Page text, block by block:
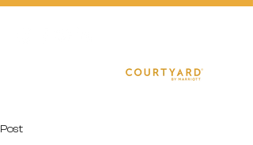
Post